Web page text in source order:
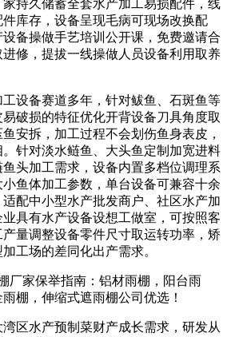
持久储蓄全套水产加工易损配件，线
库存，设备呈现毛病可现场改换配
备操做手艺培训公开课，免费邀请合
修，提拔一线操做人员设备利用取养
备赛道多年，针对鲅鱼、石斑鱼等
破损的特征优化开背设备刀具角度取
安拆，加工过程不会划伤鱼身表皮，
针对淡水鲢鱼、大头鱼定制加宽进料
头加工需求，设备内置多档位调理系
鱼体加工参数，单台设备可兼容十余
配中小型水产批发商户、社区水产加
具有水产设备设想工做室，可按照客
量调整设备零件尺寸取运转功率，矫
工场的差同化出产需求。
家保举指南：铝材雨棚，阳台雨
棚，伸缩式遮雨棚公司优选！
水产预制菜财产成长需求，研发从